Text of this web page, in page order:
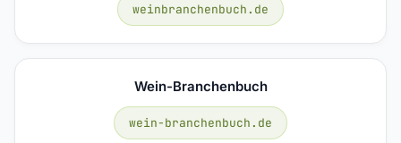
weinbranchenbuch.de
Wein-Branchenbuch
wein-branchenbuch.de